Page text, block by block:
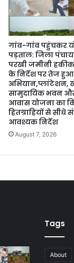
गांव-गांव पहुंचकर
पड़ताल: जिला
परखी जमीनी
के निर्देश पर तेज हुआ
अभियान,प्लांटेशन,
सामुदायिक भवन और
आवास योजना का
हितग्राहियों से सीधे
आवश्यक निर्देश
August 7, 2026
Tags
About